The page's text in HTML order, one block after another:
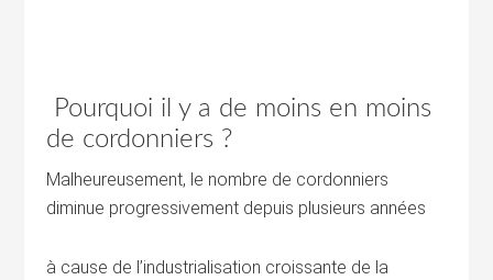
Pourquoi il y a de moins en moins
de cordonniers ?
Malheureusement, le nombre de cordonniers
diminue progressivement depuis plusieurs années
à cause de l’industrialisation croissante de la